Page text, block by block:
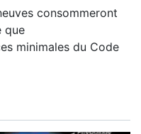
consommeront
que
minimales du Code